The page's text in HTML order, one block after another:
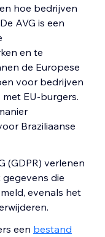
hoe bedrijven
AVG is een
en te
de Europese
voor bedrijven
EU-burgers.
Braziliaanse
(GDPR) verlenen
die
evenals het
een bestand